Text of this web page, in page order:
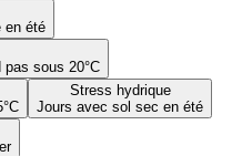
en été
sous 20°C
Stress hydrique
Jours avec sol sec en été